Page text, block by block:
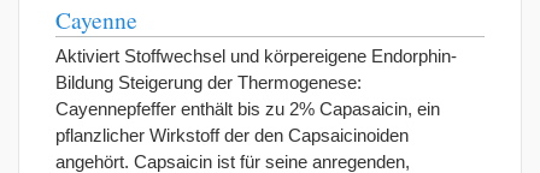
Cayenne
Aktiviert Stoffwechsel und körpereigene Endorphin-
Bildung Steigerung der Thermogenese:
Cayennepfeffer enthält bis zu 2% Capasaicin, ein
pflanzlicher Wirkstoff der den Capsaicinoiden
angehört. Capsaicin ist für seine anregenden,